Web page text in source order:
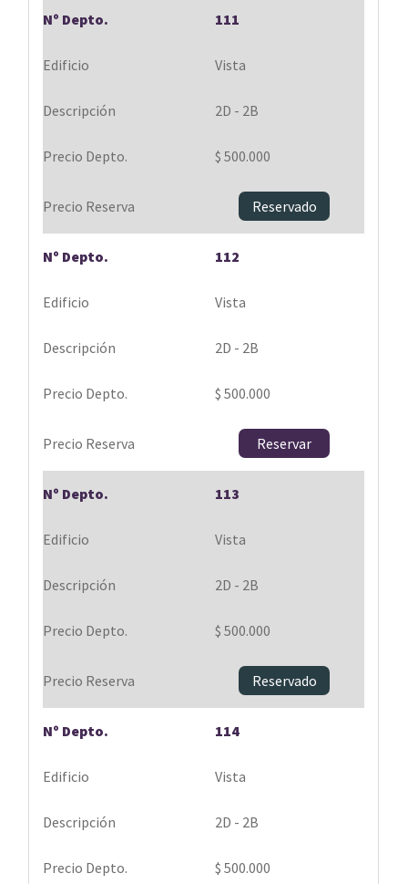
111
Vista
2D - 2B
$ 500.000
Reservado
112
Vista
2D - 2B
$ 500.000
Reservar
113
Vista
2D - 2B
$ 500.000
Reservado
114
Vista
2D - 2B
$ 500.000